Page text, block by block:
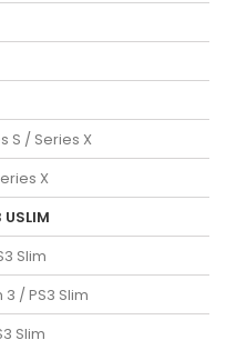
S / Series X
X
Slim
/ PS3 Slim
Slim